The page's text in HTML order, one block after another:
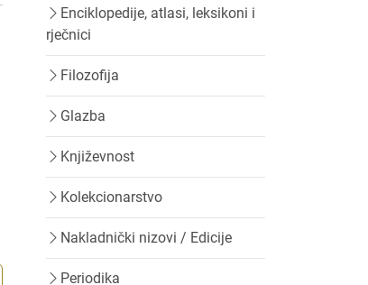
Enciklopedije, atlasi, leksikoni i
rječnici
Filozofija
Glazba
Književnost
Kolekcionarstvo
Nakladnički nizovi / Edicije
Periodika